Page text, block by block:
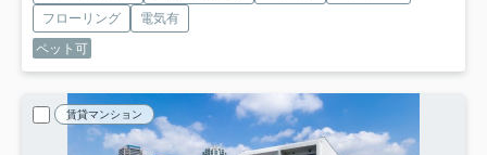
フローリング
電気有
ペット可
賃貸マンション